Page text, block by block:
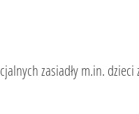
zasiadły m.in.